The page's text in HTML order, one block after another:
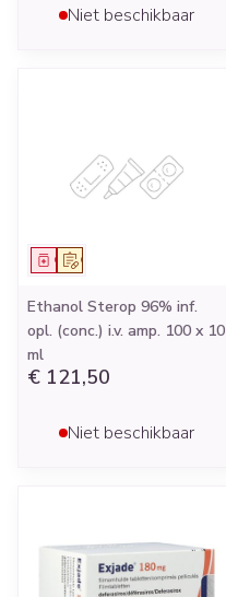
Niet beschikbaar
Op voorschrift
Geneesmiddel
Ethanol Sterop 96% inf.
opl. (conc.) i.v. amp. 100 x 10
ml
€ 121,50
Niet beschikbaar